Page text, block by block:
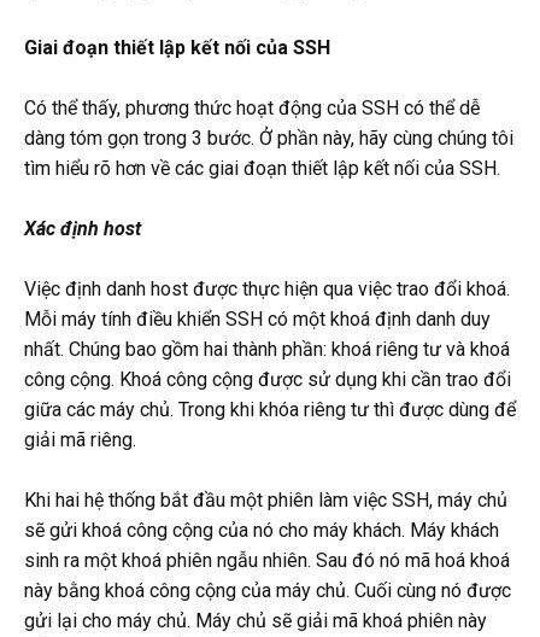
Giai đoạn thiết lập kết nối của SSH
Có thể thấy, phương thức hoạt động của SSH có thể dễ
dàng tóm gọn trong 3 bước. Ở phần này, hãy cùng chúng tôi
tìm hiểu rõ hơn về các giai đoạn thiết lập kết nối của SSH.
Xác định host
Việc định danh host được thực hiện qua việc trao đổi khoá.
Mỗi máy tính điều khiển SSH có một khoá định danh duy
nhất. Chúng bao gồm hai thành phần: khoá riêng tư và khoá
công cộng. Khoá công cộng được sử dụng khi cần trao đổi
giữa các máy chủ. Trong khi khóa riêng tư thì được dùng để
giải mã riêng.
Khi hai hệ thống bắt đầu một phiên làm việc SSH, máy chủ
sẽ gửi khoá công cộng của nó cho máy khách. Máy khách
sinh ra một khoá phiên ngẫu nhiên. Sau đó nó mã hoá khoá
này bằng khoá công cộng của máy chủ. Cuối cùng nó được
gửi lại cho máy chủ. Máy chủ sẽ giải mã khoá phiên này